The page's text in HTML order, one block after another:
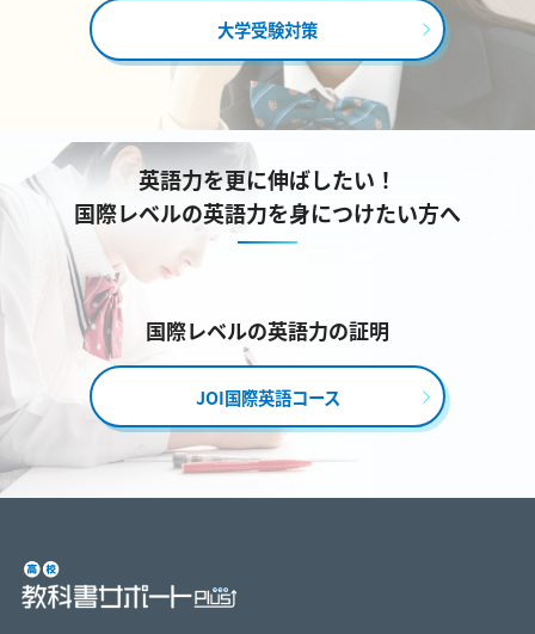
大学受験対策
英語力を更に伸ばしたい！
国際レベルの英語力を身につけたい方へ
国際レベルの英語力の証明
JOI国際英語コース